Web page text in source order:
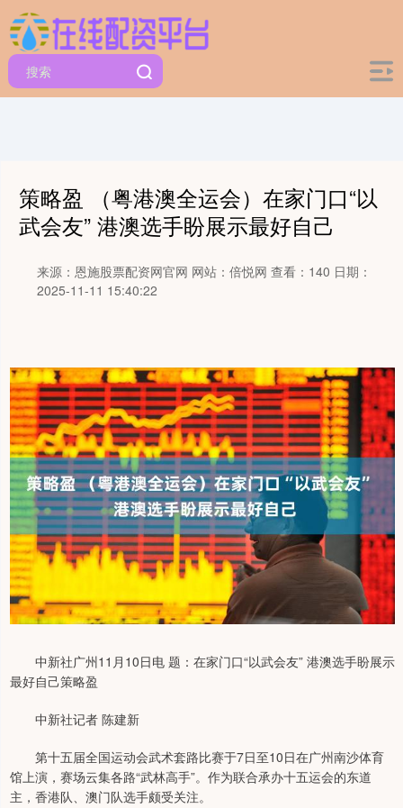
策略盈 （粤港澳全运会）在家门口“以
武会友” 港澳选手盼展示最好自己
来源：恩施股票配资网官网 网站：倍悦网 查看：140 日期：
2025-11-11 15:40:22
中新社广州11月10日电 题：在家门口“以武会友” 港澳选手盼展示
最好自己策略盈
中新社记者 陈建新
第十五届全国运动会武术套路比赛于7日至10日在广州南沙体育
馆上演，赛场云集各路“武林高手”。作为联合承办十五运会的东道
主，香港队、澳门队选手颇受关注。